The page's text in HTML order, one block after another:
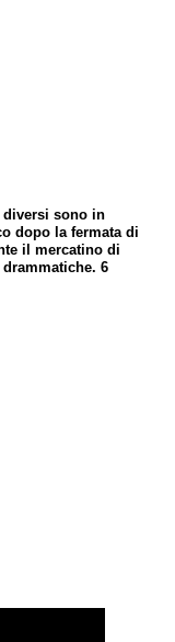
diversi sono in
dopo la fermata di
il mercatino di
6